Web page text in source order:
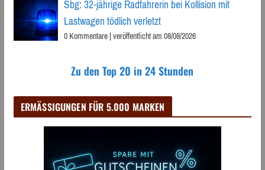
Sbg: 32-jährige Radfahrerin bei Kollision mit
Lastwagen tödlich verletzt
0 Kommentare|veröffentlicht am 08/08/2026
Zu den Top 20 in 24 Stunden
ERMÄSSIGUNGEN FÜR 5.000 MARKEN